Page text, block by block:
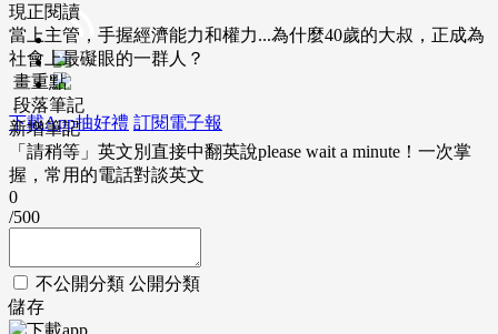
下載App抽好禮 訂閱電子報
現正閱讀
當上主管，手握經濟能力和權力...為什麼40歲的大叔，正成為
社會上最礙眼的一群人？
畫重點
段落筆記
新增筆記
「請稍等」英文別直接中翻英說please wait a minute！一次掌
握，常用的電話對談英文
0
/500
不公開分類 公開分類
儲存